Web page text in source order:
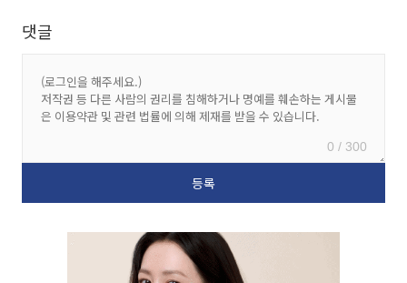
댓글
0 / 300